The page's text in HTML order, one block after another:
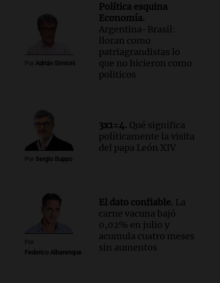
Por Adrián Simioni
Política esquina
Economía.
Argentina-Brasil:
lloran como
patriagrandistas lo
que no hicieron como
politicos
Por Sergio Suppo
3x1=4. Qué significa
políticamente la visita
del papa León XIV
Por
Federico Albarenque
El dato confiable. La
carne vacuna bajó
0,02% en julio y
acumula cuatro meses
sin aumentos